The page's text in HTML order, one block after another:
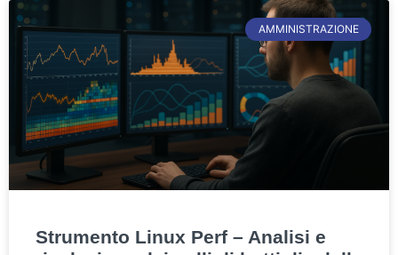
AMMINISTRAZIONE
Strumento Linux Perf – Analisi e